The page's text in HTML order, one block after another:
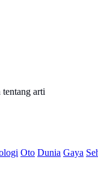
artikel ini...
Oto Dunia Gaya